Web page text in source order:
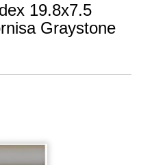
19.8x7.5
Graystone